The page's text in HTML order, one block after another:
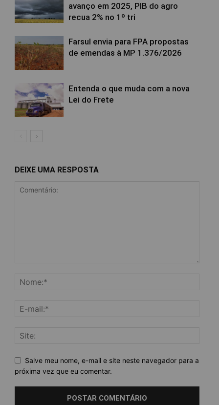
avanço em 2025, PIB do agro
recua 2% no 1º tri
Farsul envia para FPA propostas
de emendas à MP 1.376/2026
Entenda o que muda com a nova
Lei do Frete
DEIXE UMA RESPOSTA
Salve meu nome, e-mail e site neste navegador para a
próxima vez que eu comentar.